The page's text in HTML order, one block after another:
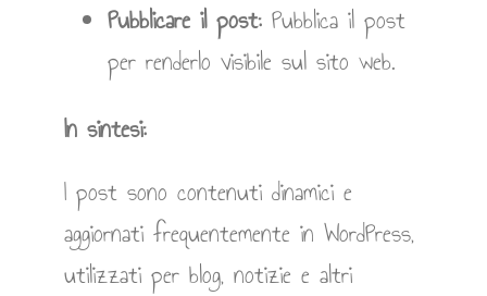
Pubblicare il post: Pubblica il post
per renderlo visibile sul sito web.
In sintesi:
I post sono contenuti dinamici e
aggiornati frequentemente in WordPress,
utilizzati per blog, notizie e altri